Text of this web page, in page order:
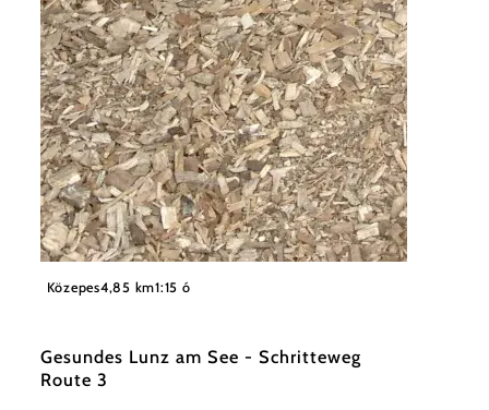
(C) Christian Paumann
Közepes4,85 km1:15 ó
Gesundes Lunz am See - Schritteweg
Route 3